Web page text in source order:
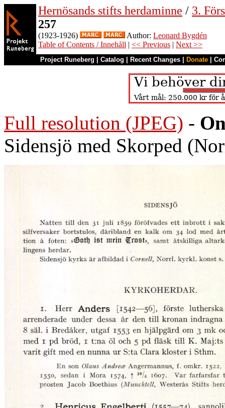
Hernösands stifts herdaminne / 3.
257
(1923-1926) Author: Leonard Bygdén
Table of Contents / Innehåll | << Previous | Next >>
Project Runeberg Catalog Recent Changes Donate
Full resolution (JPEG) -
Sidensjö med Skorped